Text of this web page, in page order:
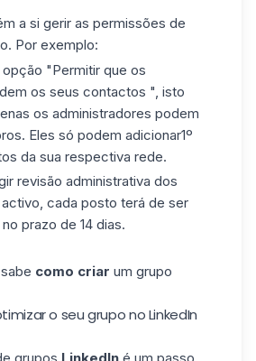
a si gerir as permissões de
Por exemplo:
"Permitir que os
os seus contactos ", isto
os administradores podem
Eles só podem adicionar1º
da sua respectiva rede.
revisão administrativa dos
cada posto terá de ser
prazo de 14 dias.
como criar um grupo
o seu grupo no LinkedIn